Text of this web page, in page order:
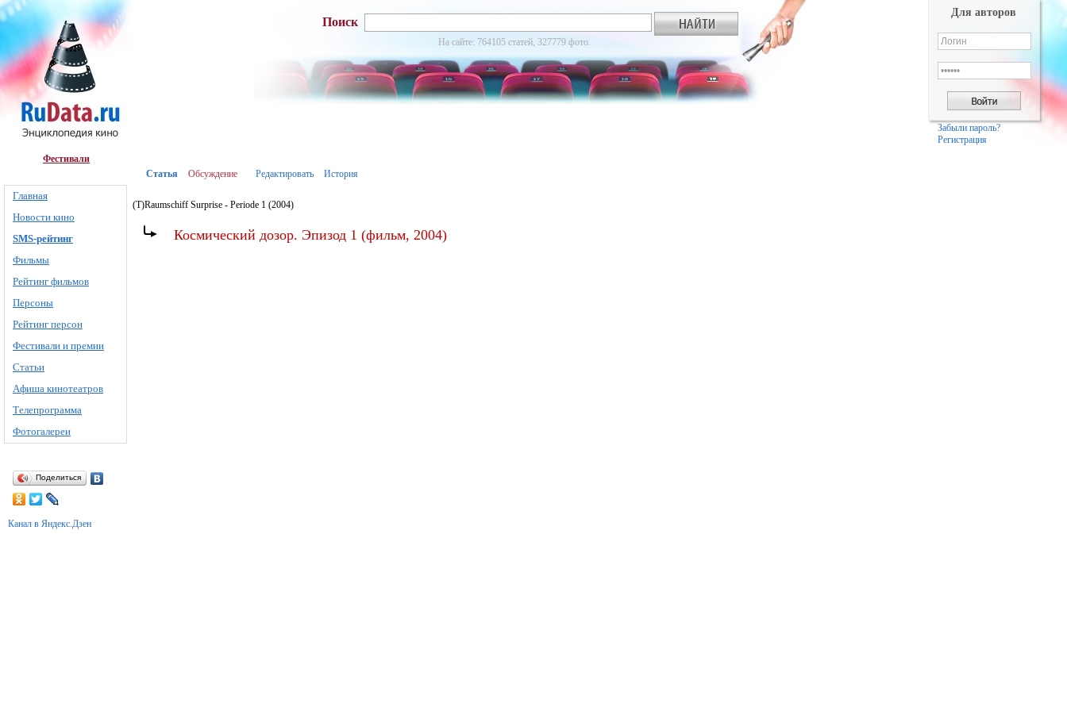
Фестивали
Главная
Новости кино
SMS-рейтинг
Фильмы
Рейтинг фильмов
Персоны
Рейтинг персон
Фестивали и премии
Статьи
Афиша кинотеатров
Телепрограмма
Фотогалереи
Поделиться
Канал в Яндекс.Дзен
Поиск
На сайте: 764105 статей, 327779 фото.
Для авторов
Забыли пароль?
Регистрация
Статья Обсуждение Редактировать История
(T)Raumschiff Surprise - Periode 1 (2004)
Космический дозор. Эпизод 1 (фильм, 2004)